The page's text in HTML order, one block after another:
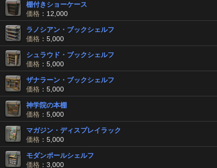
棚付きショーケース
価格 ：12,000
ラノシアン・ブックシェルフ
価格 ：5,000
シュラウド・ブックシェルフ
価格 ：5,000
ザナラーン・ブックシェルフ
価格 ：5,000
神学院の本棚
価格 ：5,000
マガジン・ディスプレイラック
価格 ：5,000
モダンポールシェルフ
価格 ：3,000